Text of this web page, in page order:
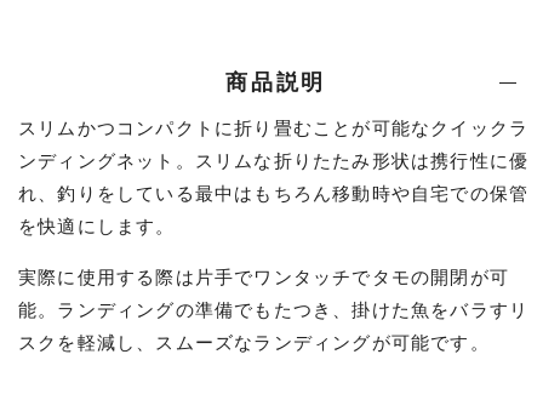
商品説明
スリムかつコンパクトに折り畳むことが可能なクイックラ
ンディングネット。スリムな折りたたみ形状は携行性に優
れ、釣りをしている最中はもちろん移動時や自宅での保管
を快適にします。
実際に使用する際は片手でワンタッチでタモの開閉が可
能。ランディングの準備でもたつき、掛けた魚をバラすリ
スクを軽減し、スムーズなランディングが可能です。